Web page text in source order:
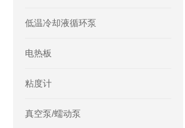
低温冷却液循环泵
电热板
粘度计
真空泵/蠕动泵